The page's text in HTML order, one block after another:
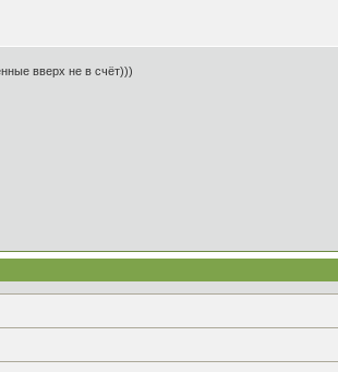
вверх не в счёт)))